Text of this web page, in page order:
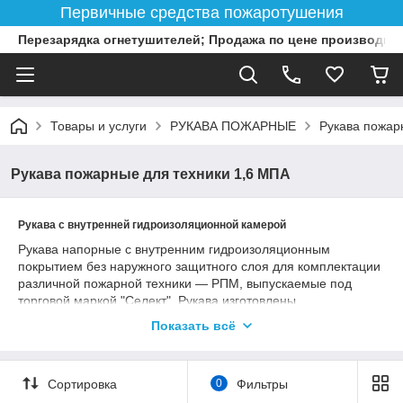
Первичные средства пожаротушения
Перезарядка огнетушителей; Продажа по цене
Товары и услуги РУКАВА ПОЖАРНЫЕ Рукава
Рукава пожарные для техники 1,6 МПА
Рукава с внутренней гидроизоляционной камерой
Рукава напорные с внутренним гидроизоляционным
покрытием без наружного защитного слоя для комплектации
различной пожарной техники — РПМ, выпускаемые под
торговой маркой "Селект". Рукава изготовлены
компонентов, придающих необходимые технические
из севеленов. И обладают повышенными потребительскими
Показать всё
Сортировка 0 Фильтры